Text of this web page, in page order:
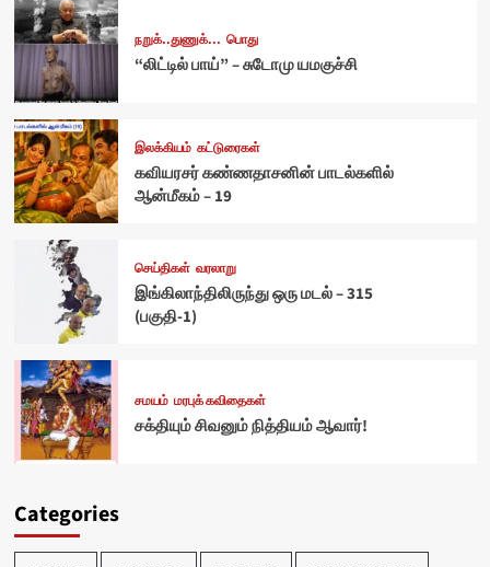
நறுக்..துணுக்... பொது
“லிட்டில் பாய்” – சுடோமு யமகுச்சி
இலக்கியம் கட்டுரைகள்
கவியரசர் கண்ணதாசனின் பாடல்களில்
ஆன்மீகம் – 19
செய்திகள் வரலாறு
இங்கிலாந்திலிருந்து ஒரு மடல் – 315
(பகுதி-1)
சமயம் மரபுக் கவிதைகள்
சக்தியும் சிவனும் நித்தியம் ஆவார்!
Categories